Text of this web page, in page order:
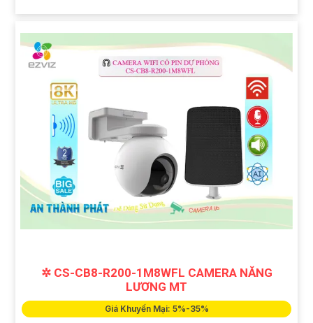
✲ CS-CB8-R200-1M8WFL CAMERA NĂNG
LƯƠNG MT
Giá Khuyến Mại: 5%-35%